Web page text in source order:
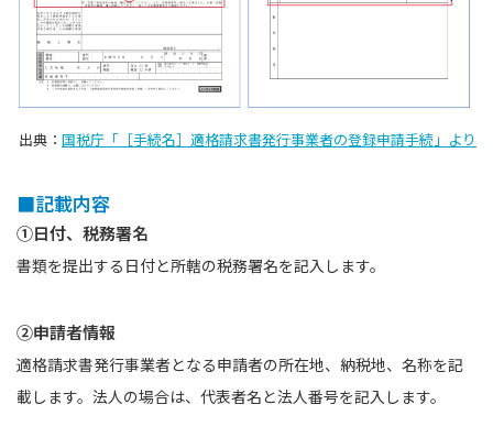
出典： 国税庁「［手続名］適格請求書発行事業者の登録申請手続」より
■記載内容
①日付、税務署名
書類を提出する日付と所轄の税務署名を記入します。
②申請者情報
適格請求書発行事業者となる申請者の所在地、納税地、名称を記
載します。法人の場合は、代表者名と法人番号を記入します。